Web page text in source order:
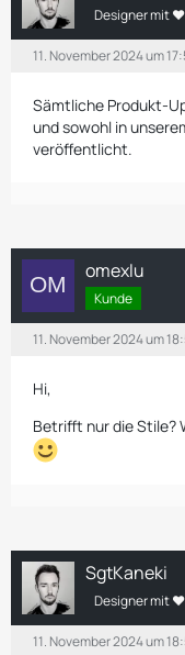
Designer mit ❤
11. November 2024 um
Sämtliche Produkt-
und sowohl in
veröffentlicht.
omexlu
Kunde
11. November 2024 um
Hi,
Betrifft nur die Stile?
SgtKaneki
Designer mit ❤
11. November 2024 um